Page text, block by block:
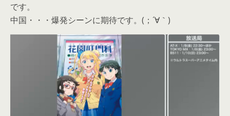
です。
中国・・・爆発シーンに期待です。(；´∀｀)